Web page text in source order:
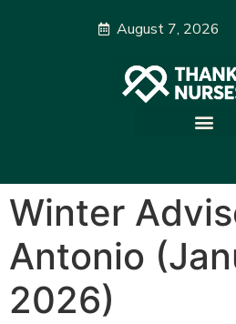
August 7, 2026
Winter
Antonio
2026)